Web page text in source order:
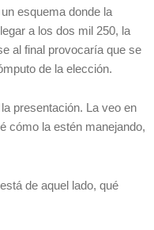
esquema donde la
a los dos mil 250, la
al final provocaría que se
de la elección.
presentación. La veo en
cómo la estén manejando,
de aquel lado, qué